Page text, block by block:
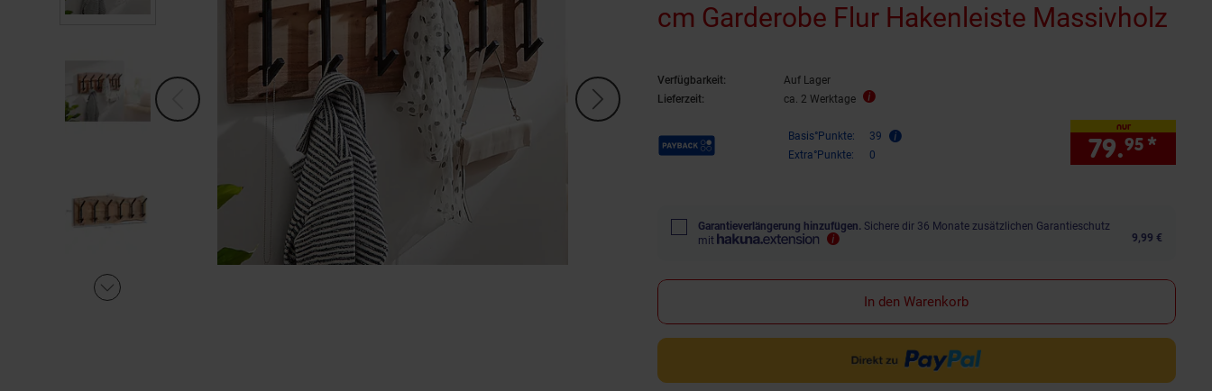
cm Garderobe Flur Hakenleiste Massivholz
Verfügbarkeit:
Auf Lager
Lieferzeit:
ca. 2 Werktage
Payback Punkte Basis°Punkte:
39
Extra°Punkte:
0
nur
79.95 *
Garantieverlängerung hinzufügen. Sichere dir 36 Monate zusätzlichen Garantieschutz
mit
9,99 €
In den Warenkorb